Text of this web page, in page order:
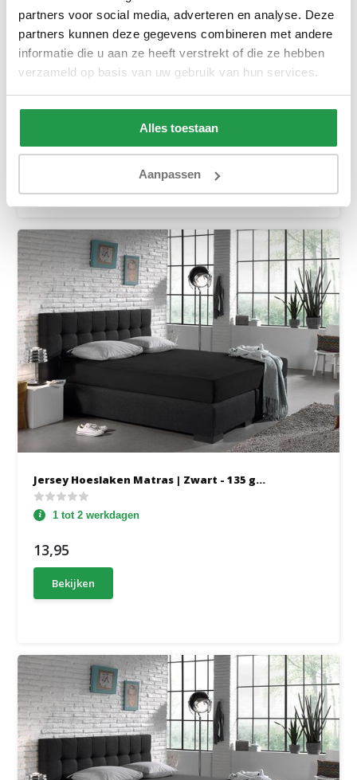
partners voor social media, adverteren en analyse. Deze
partners kunnen deze gegevens combineren met andere
informatie die u aan ze heeft verstrekt of die ze hebben
verzameld op basis van uw gebruik van hun services.
Alles toestaan
Aanpassen
Jersey Hoeslaken Matras | Creme - 135 gr...
Bekijken
Jersey Hoeslaken Matras | Zwart - 135 g...
1 tot 2 werkdagen
13,95
Bekijken